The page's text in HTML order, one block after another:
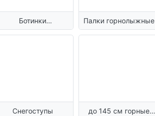
Ботинки
горнолыжные
Палки горнолыжные
Снегоступы
до 145 см горные